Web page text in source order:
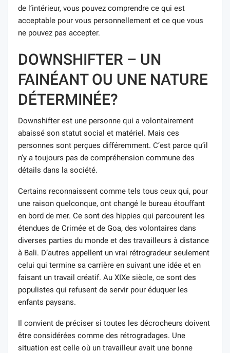
de l’intérieur, vous pouvez comprendre ce qui est
acceptable pour vous personnellement et ce que vous
ne pouvez pas accepter.
DOWNSHIFTER – UN
FAINÉANT OU UNE NATURE
DÉTERMINÉE?
Downshifter est une personne qui a volontairement
abaissé son statut social et matériel. Mais ces
personnes sont perçues différemment. C’est parce qu’il
n’y a toujours pas de compréhension commune des
détails dans la société.
Certains reconnaissent comme tels tous ceux qui, pour
une raison quelconque, ont changé le bureau étouffant
en bord de mer. Ce sont des hippies qui parcourent les
étendues de Crimée et de Goa, des volontaires dans
diverses parties du monde et des travailleurs à distance
à Bali. D’autres appellent un vrai rétrogradeur seulement
celui qui termine sa carrière en suivant une idée et en
faisant un travail créatif. Au XIXe siècle, ce sont des
populistes qui refusent de servir pour éduquer les
enfants paysans.
Il convient de préciser si toutes les décrocheurs doivent
être considérées comme des rétrogradages. Une
situation est celle où un travailleur avait une bonne